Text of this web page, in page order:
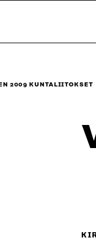
2009 KUNTALIITOKSET